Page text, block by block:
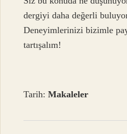
dergiyi daha değerli
Deneyimlerinizi bizimle
tartışalım!
Tarih:Makaleler